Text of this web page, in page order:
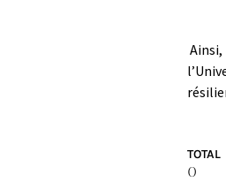
Ainsi,
TOTAL
0